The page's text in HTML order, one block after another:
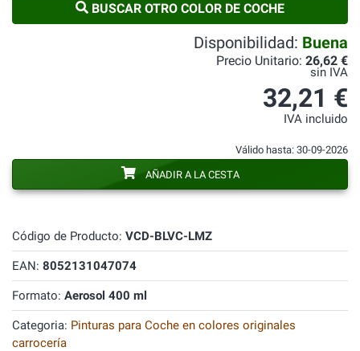
BUSCAR OTRO COLOR DE COCHE
Código de Producto: VCD-BLVC-LMZ
EAN: 8052131047074
Formato: Aerosol 400 ml
Categoria: Pinturas para Coche en colores originales
carrocería
Disponibilidad: Buena
Precio Unitario: 26,62 €
sin IVA
32,21 €
IVA incluido
Válido hasta: 30-09-2026
AÑADIR A LA CESTA